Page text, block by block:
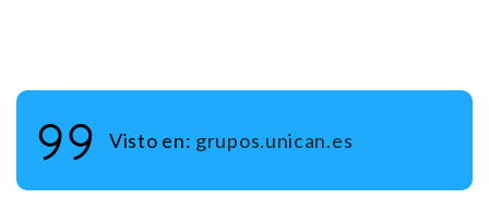
Visto en: grupos.unican.es